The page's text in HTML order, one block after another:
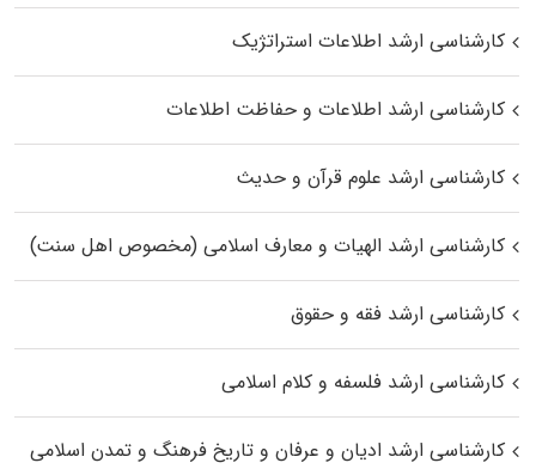
کارشناسی ارشد اطلاعات استراتژیک
کارشناسی ارشد اطلاعات و حفاظت اطلاعات
کارشناسی ارشد علوم قرآن و حدیث
کارشناسی ارشد الهیات و معارف اسلامی (مخصوص اهل سنت)
کارشناسی ارشد فقه و حقوق
کارشناسی ارشد فلسفه و کلام اسلامی
کارشناسی ارشد ادیان و عرفان و تاریخ فرهنگ و تمدن اسلامی